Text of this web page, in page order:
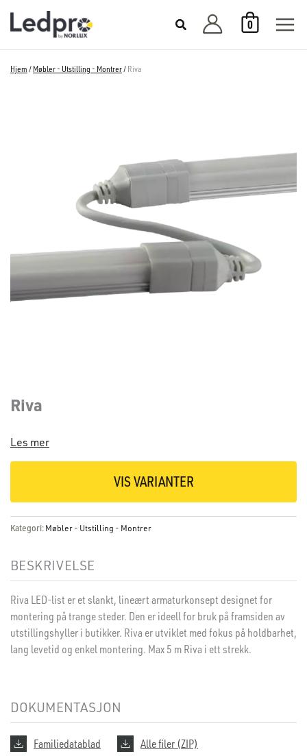
rett
0
Hjem / Møbler - Utstilling - Montrer/ Riva
Riva
Les mer
VIS VARIANTER
Kategori: Møbler - Utstilling - Montrer
BESKRIVELSE
Riva LED-list er et slankt, lineært armaturkonsept designet for
montering på trange steder. Den er ideell for bruk på framsiden av
utstillingshyller i butikker. Riva er utviklet med fokus på holdbarhet,
lang levetid og enkel montering. Max 5 m Riva i ett strekk.
DOKUMENTASJON
Familiedatablad Alle filer (ZIP)